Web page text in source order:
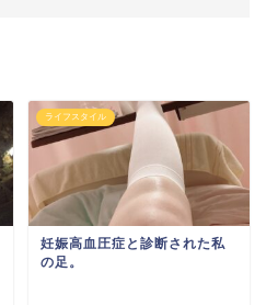
ライフスタイル
妊娠高血圧症と診断された私
の足。